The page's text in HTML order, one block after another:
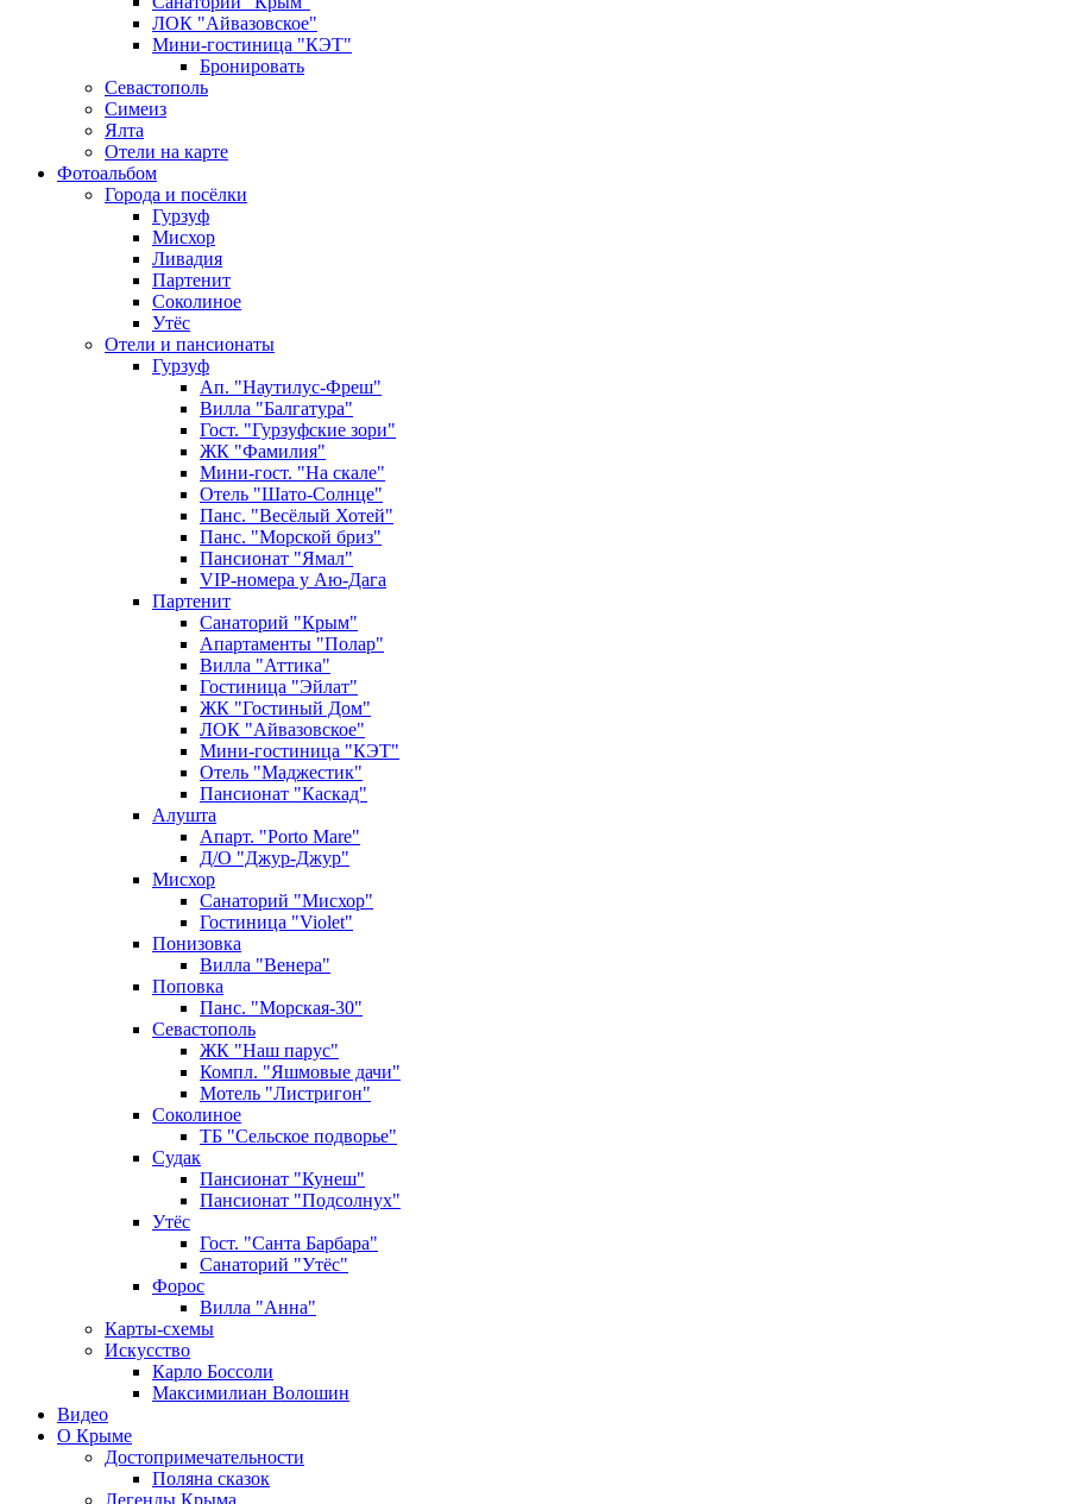
ЛОК "Айвазовское"
Мини-гостиница "КЭТ"
Бронировать
Севастополь
Симеиз
Ялта
Отели на карте
Фотоальбом
Города и посёлки
Гурзуф
Мисхор
Ливадия
Партенит
Соколиное
Утёс
Отели и пансионаты
Гурзуф
Ап. "Наутилус-Фреш"
Вилла "Балгатура"
Гост. "Гурзуфские зори"
ЖК "Фамилия"
Мини-гост. "На скале"
Отель "Шато-Солнце"
Панс. "Весёлый Хотей"
Панс. "Морской бриз"
Пансионат "Ямал"
VIP-номера у Аю-Дага
Партенит
Санаторий "Крым"
Апартаменты "Полар"
Вилла "Аттика"
Гостиница "Эйлат"
ЖК "Гостиный Дом"
ЛОК "Айвазовское"
Мини-гостиница "КЭТ"
Отель "Маджестик"
Пансионат "Каскад"
Алушта
Апарт. "Porto Mare"
Д/О "Джур-Джур"
Мисхор
Санаторий "Мисхор"
Гостиница "Violet"
Понизовка
Вилла "Венера"
Поповка
Панс. "Морская-30"
Севастополь
ЖК "Наш парус"
Компл. "Яшмовые дачи"
Мотель "Листригон"
Соколиное
ТБ "Сельское подворье"
Судак
Пансионат "Кунеш"
Пансионат "Подсолнух"
Утёс
Гост. "Санта Барбара"
Санаторий "Утёс"
Форос
Вилла "Анна"
Карты-схемы
Искусство
Карло Боссоли
Максимилиан Волошин
Видео
О Крыме
Достопримечательности
Поляна сказок
Легенды Крыма